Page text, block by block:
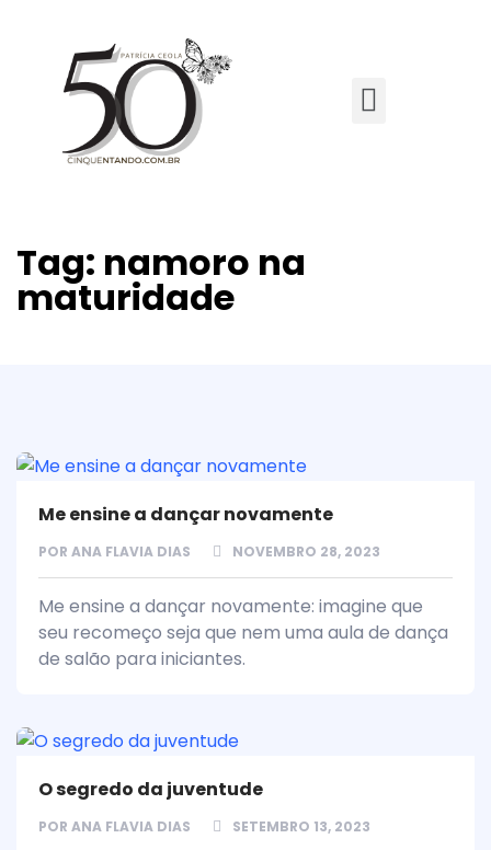
Tag: namoro na
maturidade
Me ensine a dançar novamente
POR ANA FLAVIA DIAS NOVEMBRO 28, 2023
Me ensine a dançar novamente: imagine que
seu recomeço seja que nem uma aula de dança
de salão para iniciantes.
O segredo da juventude
POR ANA FLAVIA DIAS SETEMBRO 13, 2023